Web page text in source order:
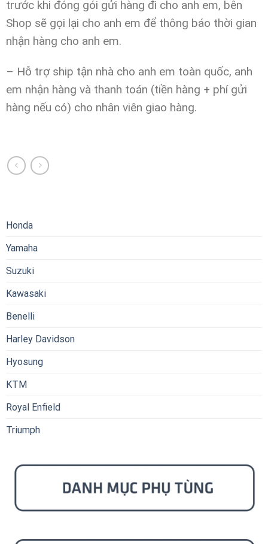
trước khi đóng gói gửi hàng đi cho anh em, bên
Shop sẽ gọi lại cho anh em để thông báo thời gian
nhận hàng cho anh em.
– Hỗ trợ ship tận nhà cho anh em toàn quốc, anh
em nhận hàng và thanh toán (tiền hàng + phí gửi
hàng nếu có) cho nhân viên giao hàng.
Honda
Yamaha
Suzuki
Kawasaki
Benelli
Harley Davidson
Hyosung
KTM
Royal Enfield
Triumph